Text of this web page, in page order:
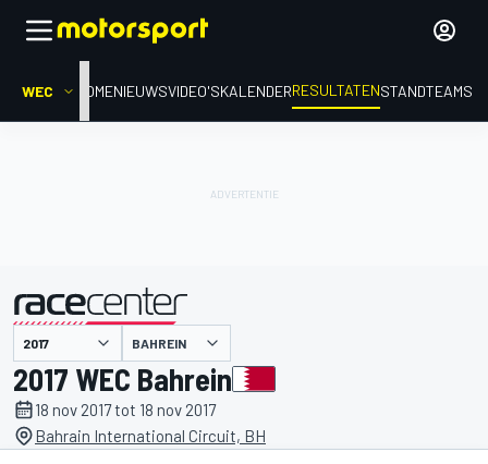
WEC HOMENIEUWSVIDEO'SKALENDERRESULTATENSTANDTEAMS
gepresenteerd door BAHREIN
2017 WEC Bahrein
18 nov 2017 tot 18 nov 2017
Bahrain International Circuit, BH